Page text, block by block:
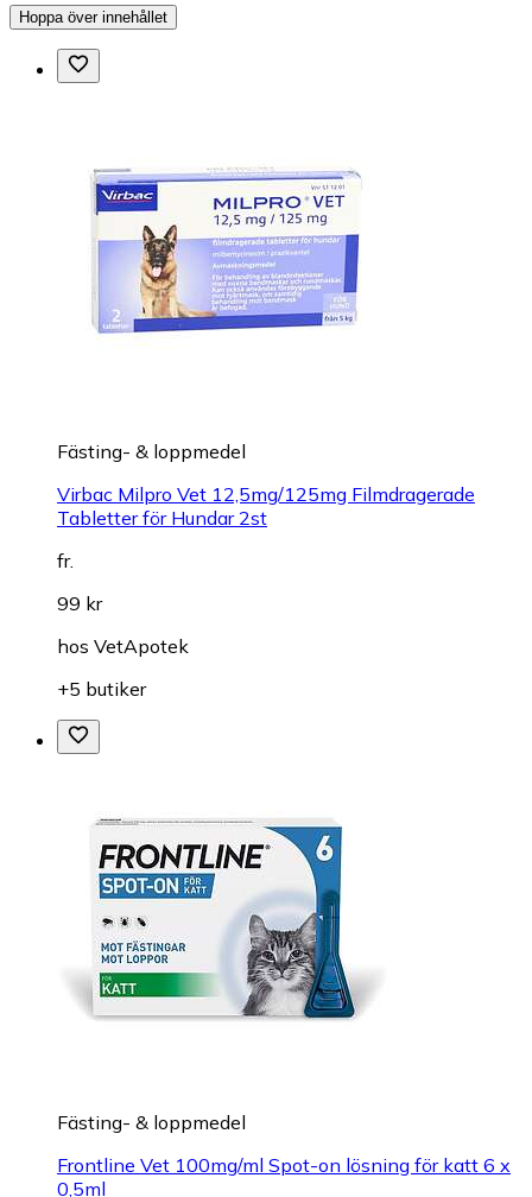
Hoppa över innehållet
Fästing- & loppmedel
Virbac Milpro Vet 12,5mg/125mg Filmdragerade
Tabletter för Hundar 2st
fr.
99 kr
hos VetApotek
+5 butiker
Fästing- & loppmedel
Frontline Vet 100mg/ml Spot-on lösning för katt 6 x
0,5ml